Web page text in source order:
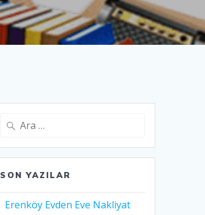
Arama:
SON YAZILAR
Erenköy Evden Eve Nakliyat